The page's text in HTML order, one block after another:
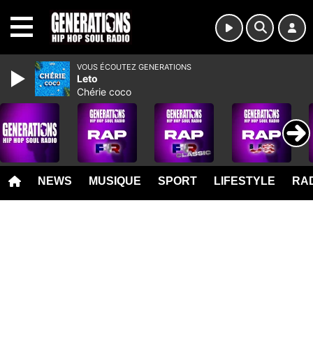
NEWS MUSIQUE SPORT LIFESTYLE
VOUS ÉCOUTEZ GENERATIONS
Leto
Chérie coco